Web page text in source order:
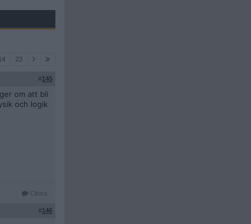
23
#145
om att bli
och logik
Citera
#146